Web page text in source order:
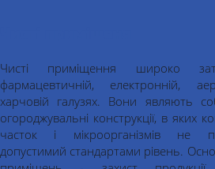
Чисті приміщення широко
фармацевтичній, електронній,
харчовій галузях. Вони являють
огороджувальні конструкції, в яких
часток і мікроорганізмів не
допустимий стандартами рівень.